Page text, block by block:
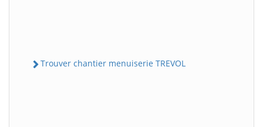
Trouver chantier menuiserie TREVOL